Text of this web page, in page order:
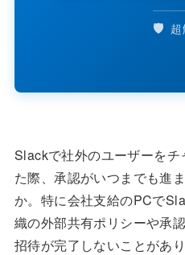
🛡️
Slackで社外のユーザーを
た際、承認がいつまでも進
か。特に会社支給のPCで
織の外部共有ポリシーや承
招待が完了しないことがあ